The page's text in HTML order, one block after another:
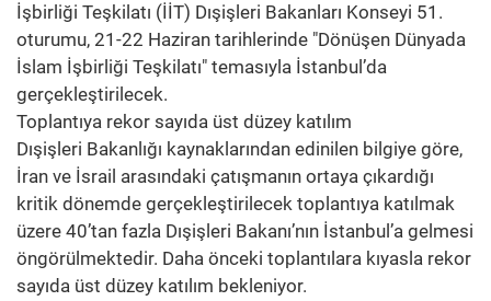
İşbirliği Teşkilatı (İİT) Dışişleri Bakanları Konseyi 51.
oturumu, 21-22 Haziran tarihlerinde "Dönüşen Dünyada
İslam İşbirliği Teşkilatı" temasıyla İstanbul’da
gerçekleştirilecek.
Toplantıya rekor sayıda üst düzey katılım
Dışişleri Bakanlığı kaynaklarından edinilen bilgiye göre,
İran ve İsrail arasındaki çatışmanın ortaya çıkardığı
kritik dönemde gerçekleştirilecek toplantıya katılmak
üzere 40’tan fazla Dışişleri Bakanı’nın İstanbul’a gelmesi
öngörülmektedir. Daha önceki toplantılara kıyasla rekor
sayıda üst düzey katılım bekleniyor.